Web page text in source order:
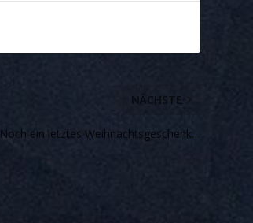
NÄCHSTE
Noch ein letztes Weihnachtsgeschenk…